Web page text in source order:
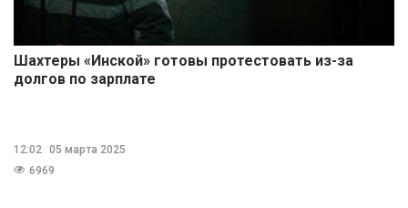
Шахтеры «Инской» готовы протестовать из-за
долгов по зарплате
12:02 05 марта 2025
6969